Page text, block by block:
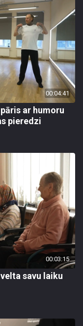
00:04:41
ar humoru
pieredzi
00:03:15
savu laiku